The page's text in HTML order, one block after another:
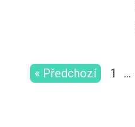
« Předchozí 1 …